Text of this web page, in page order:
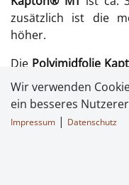
zusätzlich ist die
höher.
Die Polyimidfolie
oder Stanzteil
Ausrüstung oder
anderen Materialien
Technische Details
Die
Wir verwenden
ein besseres
Impressum | Datenschutz